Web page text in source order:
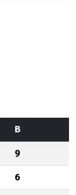
B
9
6